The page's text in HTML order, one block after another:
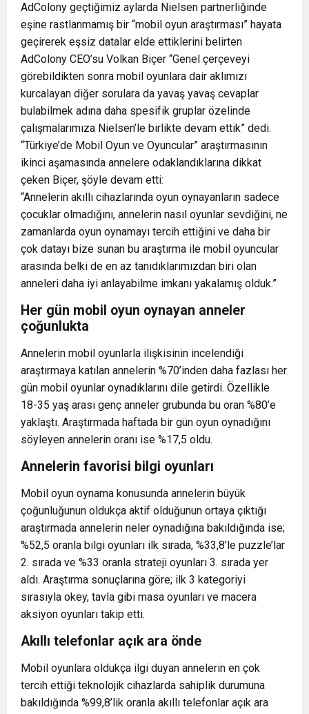
AdColony geçtiğimiz aylarda Nielsen partnerliğinde
eşine rastlanmamış bir “mobil oyun araştırması” hayata
geçirerek eşsiz datalar elde ettiklerini belirten
AdColony CEO’su Volkan Biçer “Genel çerçeveyi
görebildikten sonra mobil oyunlara dair aklımızı
kurcalayan diğer sorulara da yavaş yavaş cevaplar
bulabilmek adına daha spesifik gruplar özelinde
çalışmalarımıza Nielsen’le birlikte devam ettik” dedi.
“Türkiye’de Mobil Oyun ve Oyuncular” araştırmasının
ikinci aşamasında annelere odaklandıklarına dikkat
çeken Biçer, şöyle devam etti:
“Annelerin akıllı cihazlarında oyun oynayanların sadece
çocuklar olmadığını, annelerin nasıl oyunlar sevdiğini, ne
zamanlarda oyun oynamayı tercih ettiğini ve daha bir
çok datayı bize sunan bu araştırma ile mobil oyuncular
arasında belki de en az tanıdıklarımızdan biri olan
anneleri daha iyi anlayabilme imkanı yakalamış olduk.”
Her gün mobil oyun oynayan anneler
çoğunlukta
Annelerin mobil oyunlarla ilişkisinin incelendiği
araştırmaya katılan annelerin %70’inden daha fazlası her
gün mobil oyunlar oynadıklarını dile getirdi. Özellikle
18-35 yaş arası genç anneler grubunda bu oran %80’e
yaklaştı. Araştırmada haftada bir gün oyun oynadığını
söyleyen annelerin oranı ise %17,5 oldu.
Annelerin favorisi bilgi oyunları
Mobil oyun oynama konusunda annelerin büyük
çoğunluğunun oldukça aktif olduğunun ortaya çıktığı
araştırmada annelerin neler oynadığına bakıldığında ise;
%52,5 oranla bilgi oyunları ilk sırada, %33,8’le puzzle’lar
2. sırada ve %33 oranla strateji oyunları 3. sırada yer
aldı. Araştırma sonuçlarına göre; ilk 3 kategoriyi
sırasıyla okey, tavla gibi masa oyunları ve macera
aksiyon oyunları takip etti.
Akıllı telefonlar açık ara önde
Mobil oyunlara oldukça ilgi duyan annelerin en çok
tercih ettiği teknolojik cihazlarda sahiplik durumuna
bakıldığında %99,8’lik oranla akıllı telefonlar açık ara